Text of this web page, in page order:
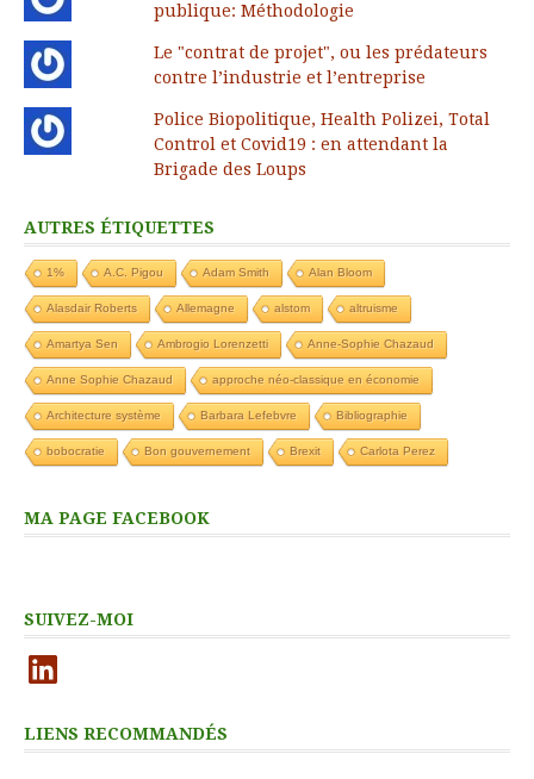
publique: Méthodologie
Le "contrat de projet", ou les prédateurs
contre l’industrie et l’entreprise
Police Biopolitique, Health Polizei, Total
Control et Covid19 : en attendant la
Brigade des Loups
AUTRES ÉTIQUETTES
1% A.C. Pigou Adam Smith Alan Bloom
Alasdair Roberts Allemagne alstom altruisme
Amartya Sen Ambrogio Lorenzetti Anne-Sophie Chazaud
Anne Sophie Chazaud approche néo-classique en économie
Architecture système Barbara Lefebvre Bibliographie
bobocratie Bon gouvernement Brexit Carlota Perez
MA PAGE FACEBOOK
SUIVEZ-MOI
LinkedIn
LIENS RECOMMANDÉS